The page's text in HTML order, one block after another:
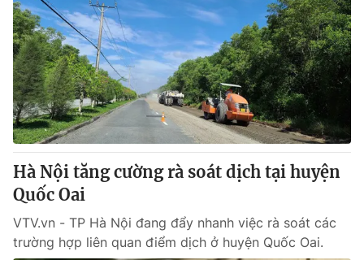
Hà Nội tăng cường rà soát dịch tại huyện
Quốc Oai
VTV.vn - TP Hà Nội đang đẩy nhanh việc rà soát các
trường hợp liên quan điểm dịch ở huyện Quốc Oai.